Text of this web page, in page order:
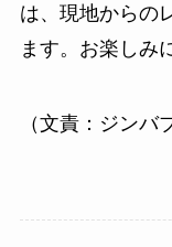
は、現地からの
ます。お楽しみ
（文責：ジン